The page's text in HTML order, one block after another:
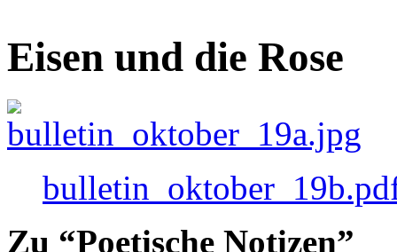
Eisen und die Rose
Zu “Poetische Notizen”